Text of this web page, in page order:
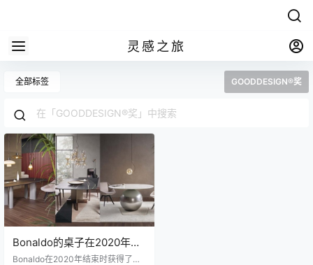
灵感之旅
全部标签 GOODDESIGN®奖
Bonaldo的桌子在2020年获
奖
Bonaldo在2020年结束时获得了三